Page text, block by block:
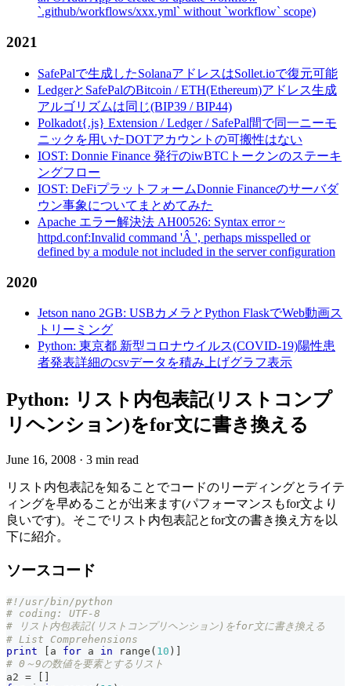
`.github/workflows/xxx.yml` without `workflow` scope)
2021
SafePalで生成したSolanaアドレスはSollet.ioで復元可能
LedgerとSafePalのBitcoin / ETH(Ethereum)アドレス生成
アルゴリズムは同じ(BIP39 / BIP44)
Polkadot{.js} Extension / Ledger / SafePal間で同一ニーモ
ニックを用いたDOTアカウントの可搬性はない
IOST: Donnie Finance 発行のiwBTCトークンのステーキ
ングフロー
IOST: DeFiプラットフォームDonnie Financeのサーバダ
ウン事象についてまとめてみた
Apache エラー解決法 AH00526: Syntax error ~
httpd.conf:Invalid command 'Â ', perhaps misspelled or
defined by a module not included in the server configuration
2020
Jetson nano 2GB: USBカメラとPython FlaskでWeb動画ス
トリーミング
Python: 東京都 新型コロナウイルス(COVID-19)陽性患
者発表詳細のcsvデータを積み上げグラフ表示
Python: リスト内包表記(リストコンプ
リヘンション)をfor文に書き換える
June 16, 2008 · 3 min read
リスト内包表記を知ることでコードのリーディングとライテ
ィングを早めることが出来ます(パフォーマンスもfor文より
良いです)。そこでリスト内包表記とfor文の書き換え方を以
下に紹介。
ソースコード
#!/usr/bin/python
# coding: UTF-8
# リスト内包表記(リストコンプリヘンション)をfor文に書き換える
# List Comprehensions
print
[ a for a in range ( 10 ) ]
# 0～9の数値を要素とするリスト
a2 = [ ]